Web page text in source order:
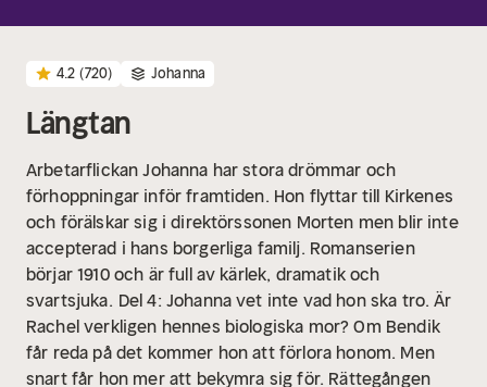
4.2 (720) Johanna
Längtan
Arbetarflickan Johanna har stora drömmar och
förhoppningar inför framtiden. Hon flyttar till Kirkenes
och förälskar sig i direktörssonen Morten men blir inte
accepterad i hans borgerliga familj. Romanserien
börjar 1910 och är full av kärlek, dramatik och
svartsjuka. Del 4: Johanna vet inte vad hon ska tro. Är
Rachel verkligen hennes biologiska mor? Om Bendik
får reda på det kommer hon att förlora honom. Men
snart får hon mer att bekymra sig för. Rättegången